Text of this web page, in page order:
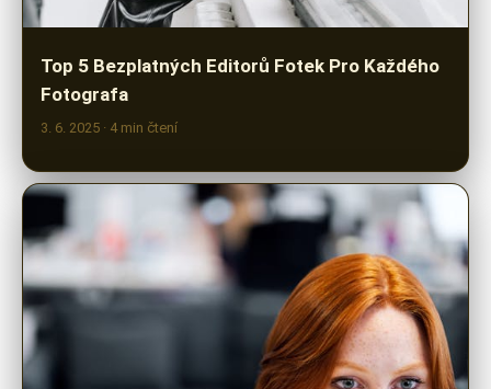
Top 5 Bezplatných Editorů Fotek Pro Každého
Fotografa
3. 6. 2025 · 4 min čtení